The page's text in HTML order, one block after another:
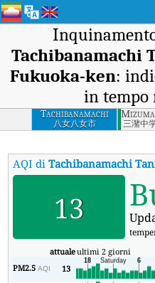
Tachibanamachi
Fukuoka-ken:
in tempo
Tachibanamachi
Tanigawa, Yame-shi,
Fukuoka-ken
八女八女市 三潴中
AQI diTachibanamachi
13
attualeultimi 2 giorni
PM2.5AQI 13